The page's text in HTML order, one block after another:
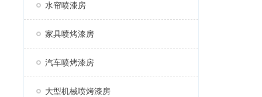
水帘喷漆房
家具喷烤漆房
汽车喷烤漆房
大型机械喷烤漆房